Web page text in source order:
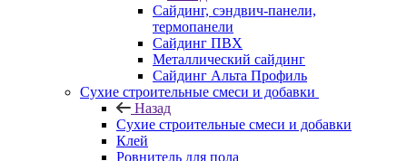
Cайдинг, сэндвич-панели,
термопанели
Сайдинг ПВХ
Металлический сайдинг
Сайдинг Альта Профиль
Сухие строительные смеси и добавки
Назад
Сухие строительные смеси и добавки
Клей
Ровнитель для пола